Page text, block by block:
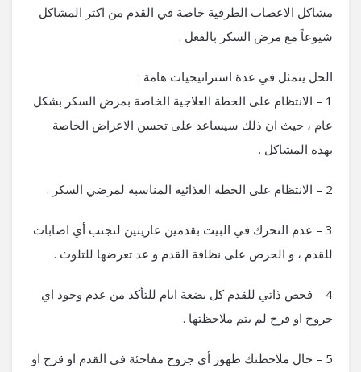
مشاكل الاعصاب الطرفية خاصة في القدم من اكثر المشاكل
شيوعاً مع مرض السكر بالفعل .
الحل يتمثل في عدة استراتيجيات هامة :
1 – الانتظام على الخطة العلاجية الخاصة بمرض السكر بشكل
عام ، حيث ان ذلك سيساعد على تحسن الاعراض الخاصة
بهذه المشاكل .
2 – الانتظام على الخطة الغذائية المناسبة لمرضي السكر .
3 – عدم التحرك في البيت بقدمين عاريتين لتجنب أي اصابات
للقدم ، و الحرص على نظافة القدم و عد تعرضها للتلوث .
4 – فحص ذاتي للقدم كل بضعة ايام للتأكد من عدم وجود اي
جروح او قرح لم يتم ملاحظتها .
5 – حال ملاحظتك ظهور أي جروح مفاجئة في القدم او قرح او